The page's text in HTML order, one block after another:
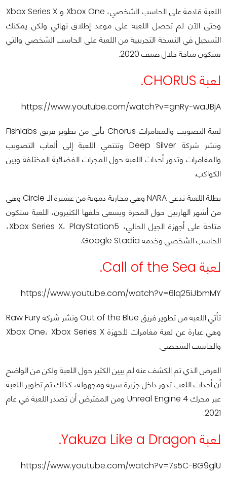
اللعبة قادمة على الحاسب الشخصي، Xbox One و Xbox Series X
وحتى الآن لم تحصل اللعبة على موعد إطلاق نهائي ولكن يمكنك
التسجيل في النسخة التجريبية من اللعبة على الحاسب الشخصي والتي
ستكون متاحة خلال صيف 2020.
لعبة CHORUS.
https://www.youtube.com/watch?v=gnRy-waJBjA
لعبة التصويب والمغامرات Chorus تأتي من تطوير فريق Fishlabs
ونشر شركة Deep Silver وتنتمي اللعبة إلى ألعاب التصويب
والمغامرات وتدور أحداث اللعبة حول المجرات الفضائية المختلفة وبين
الكواكب.
بطلة اللعبة تدعى NARA وهي محاربة دموية من عشيرة الـ Circle وهي
من أشهر الهاربين حول المجرة ويسعى خلفها الكثيرون، اللعبة ستكون
متاحة على أجهزة الجيل الحالي، Xbox Series X، PlayStation5،
الحاسب الشخصي وخدمة Google Stadia.
لعبة Call of the Sea.
https://www.youtube.com/watch?v=6lq25iJbmMY
تأتي اللعبة من تطوير فريق Out of the Blue ونشر شركة Raw Fury
وهي عبارة عن لعبة مغامرات لأجهزة Xbox One، Xbox Series X
والحاسب الشخصي.
العرض الذي تم الكشف عنه لم يبين الكثير حول اللعبة ولكن من الواضح
أن أحداث اللعب تدور داخل جزيرة سرية ومجهولة، كذلك تم تطوير اللعبة
عبر محرك Unreal Engine 4 ومن المفترض أن تصدر اللعبة في عام
2021.
لعبة Yakuza Like a Dragon.
https://www.youtube.com/watch?v=7s5C-BG9glU